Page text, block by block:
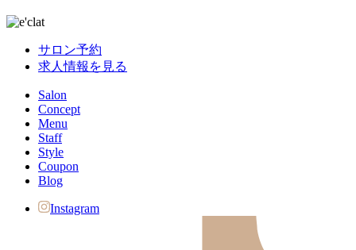
サロン予約
求人情報を見る
Salon
Concept
Menu
Staff
Style
Coupon
Blog
Instagram